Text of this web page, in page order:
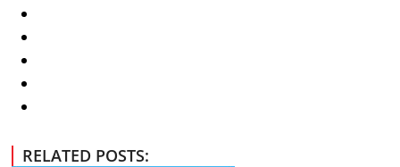
RELATED POSTS: